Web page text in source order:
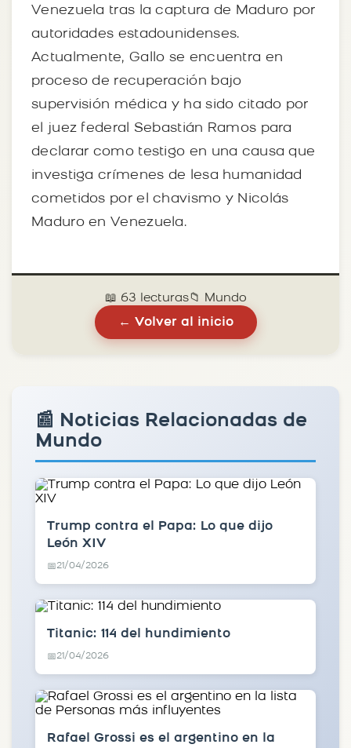
Venezuela tras la captura de Maduro por
autoridades estadounidenses.
Actualmente, Gallo se encuentra en
proceso de recuperación bajo
supervisión médica y ha sido citado por
el juez federal Sebastián Ramos para
declarar como testigo en una causa que
investiga crímenes de lesa humanidad
cometidos por el chavismo y Nicolás
Maduro en Venezuela.
📖 63 lecturas📁 Mundo
← Volver al inicio
📰 Noticias Relacionadas de
Mundo
Trump contra el Papa: Lo que dijo
León XIV
📅21/04/2026
Titanic: 114 del hundimiento
📅21/04/2026
Rafael Grossi es el argentino en la